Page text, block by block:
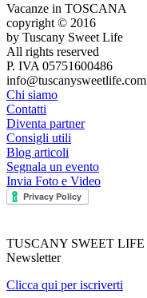
Vacanze in TOSCANA
copyright © 2016
by Tuscany Sweet Life
All rights reserved
P. IVA 05751600486
info@tuscanysweetlife.com
Chi siamo
Contatti
Diventa partner
Consigli utili
Blog articoli
Segnala un evento
Invia Foto e Video
TUSCANY SWEET LIFE
Newsletter
Clicca qui per iscriverti